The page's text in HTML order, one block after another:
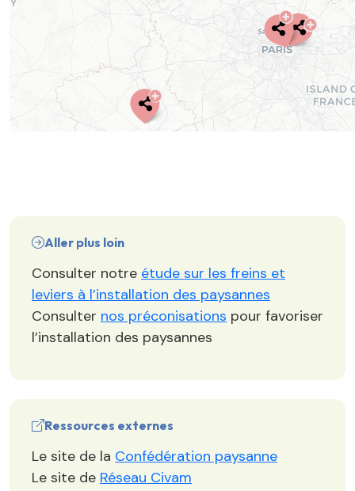
Aller plus loin
Consulter notre étude sur les freins et
leviers à l’installation des paysannes
Consulter nos préconisations pour favoriser
l’installation des paysannes
Ressources externes
Le site de la Confédération paysanne
Le site de Réseau Civam